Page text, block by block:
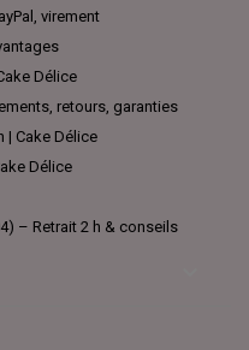
virement
Délice
retours, garanties
Cake Délice
Délice
– Retrait 2 h & conseils